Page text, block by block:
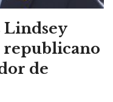
Lindsey
republicano
de